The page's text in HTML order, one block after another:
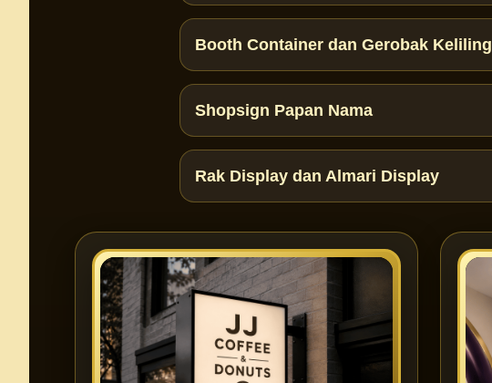
Booth Container dan Gerobak Keliling
Shopsign Papan Nama
Rak Display dan Almari Display